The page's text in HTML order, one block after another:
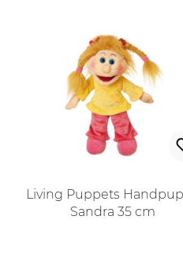
Living Puppets
Sandra 35 cm